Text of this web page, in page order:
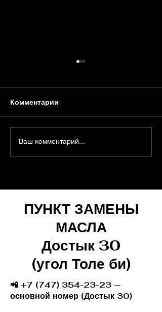
Какое моторное масло
выбрать для Li Auto
владельцев L6, L7, L8
и L9
Комментарии
Ваш комментарий...
ПУНКТ ЗАМЕНЫ
МАСЛА
Достык 30
(угол Толе би)
📲 +7 (747) 354-23-23 —
основной номер (Достык 30)